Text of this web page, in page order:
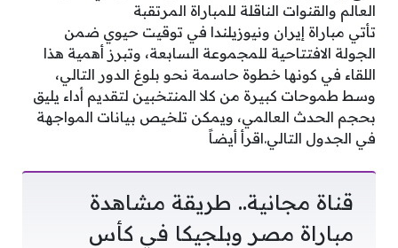
العالم والقنوات الناقلة للمباراة المرتقبة
تأتي مباراة إيران ونيوزيلندا في توقيت حيوي ضمن
الجولة الافتتاحية للمجموعة السابعة، وتبرز أهمية هذا
اللقاء في كونها خطوة حاسمة نحو بلوغ الدور التالي،
وسط طموحات كبيرة من كلا المنتخبين لتقديم أداء يليق
بحجم الحدث العالمي، ويمكن تلخيص بيانات المواجهة
في الجدول التالي.اقرأ أيضاً
قناة مجانية.. طريقة مشاهدة
مباراة مصر وبلجيكا في كأس